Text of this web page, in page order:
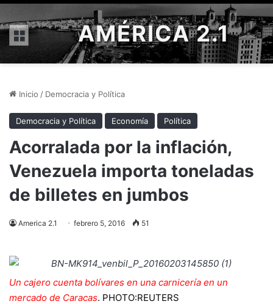
Menú AMÉRICA 2.1
Inicio / Democracia y Política
Democracia y Política Economía Política
Acorralada por la inflación,
Venezuela importa toneladas
de billetes en jumbos
America 2.1 febrero 5, 2016 51
Un cajero cuenta bolívares en una carnicería en un
mercado de Caracas. PHOTO:REUTERS